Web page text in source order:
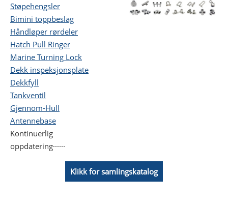
Støpehengsler
Bimini toppbeslag
Håndløper rørdeler
Hatch Pull Ringer
Marine Turning Lock
Dekk inspeksjonsplate
Dekkfyll
Tankventil
Gjennom-Hull
Antennebase
Kontinuerlig
oppdatering······
Klikk for samlingskatalog